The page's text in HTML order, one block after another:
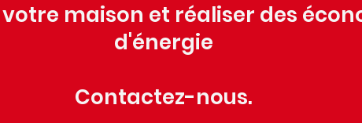
votre maison et réaliser des
d'énergie
Contactez-nous.